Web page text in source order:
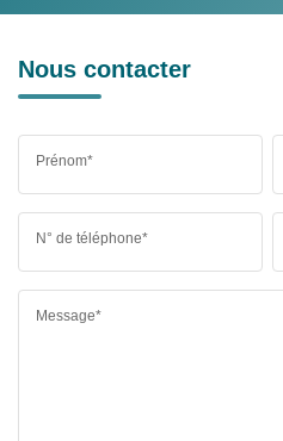
Nous contacter
Prénom*
N° de téléphone*
Message*